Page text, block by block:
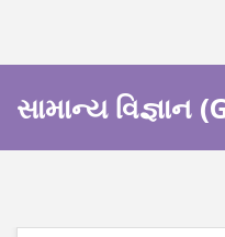
સામાન્ય વિજ્ઞાન